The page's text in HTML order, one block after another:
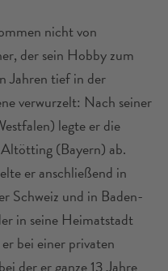
nicht von
der sein Hobby zum
Jahren tief in der
verwurzelt: Nach seiner
legte er die
(Bayern) ab.
er anschließend in
Schweiz und in Baden-
in seine Heimatstadt
bei einer privaten